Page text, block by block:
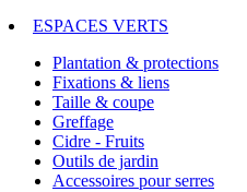
ESPACES VERTS
Plantation & protections
Fixations & liens
Taille & coupe
Greffage
Cidre - Fruits
Outils de jardin
Accessoires pour serres